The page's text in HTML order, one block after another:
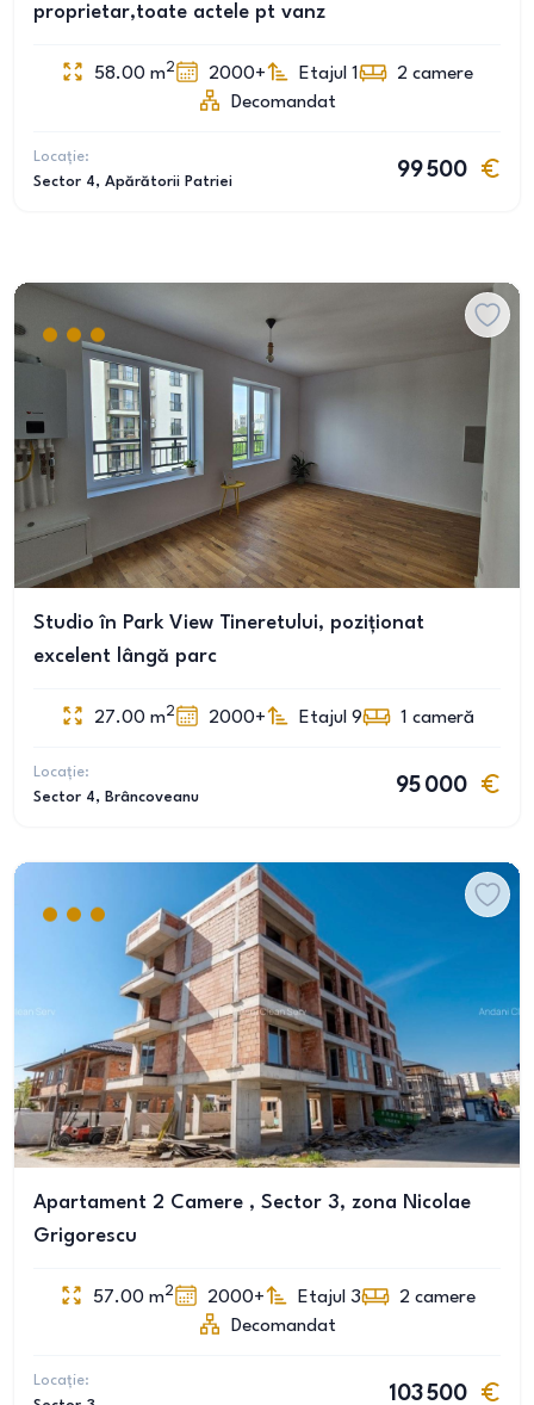
proprietar,toate actele pt vanz
58.00 m2 2000+ Etajul 1 2 camere
Decomandat
Locație:
Sector 4, Apărătorii Patriei
99 500
Studio în Park View Tineretului, poziționat
excelent lângă parc
27.00 m2 2000+ Etajul 9 1 cameră
Locație:
Sector 4, Brâncoveanu
95 000
Apartament 2 Camere , Sector 3, zona Nicolae
Grigorescu
57.00 m2 2000+ Etajul 3 2 camere
Decomandat
Locație:
103 500